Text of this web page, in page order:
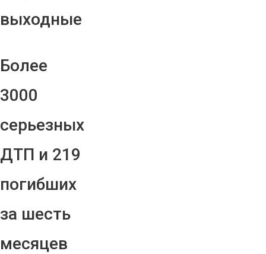
выходные
Более
3000
серьезных
ДТП и 219
погибших
за шесть
месяцев